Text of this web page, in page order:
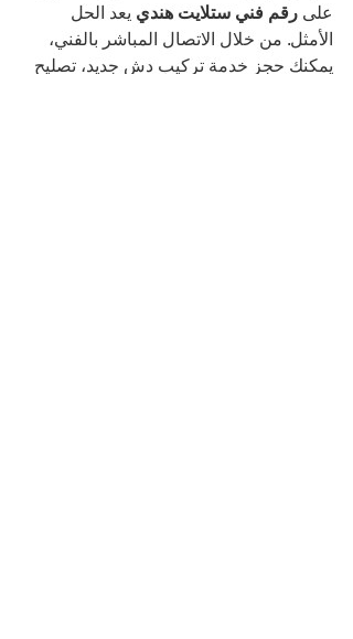
على رقم فني ستلايت هندي يعد الحل
الأمثل. من خلال الاتصال المباشر بالفني،
يمكنك حجز خدمة تركيب دش جديد، تصليح